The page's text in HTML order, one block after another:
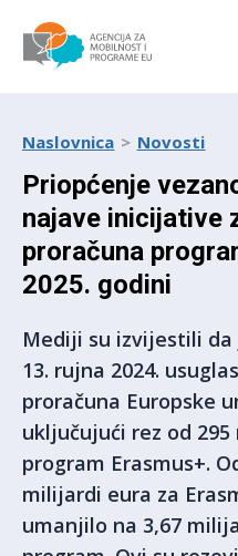
Naslovnica Novosti
Priopćenje
najave inicijative
proračuna
2025. godini
Mediji su izvijestili da
13. rujna 2024.
proračuna Europske
uključujući rez od
program Erasmus+.
milijardi eura za
umanjilo na 3,67